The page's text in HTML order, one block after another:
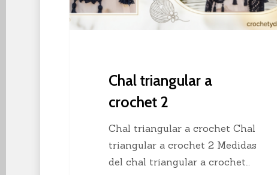
Chal triangular a
crochet 2
Chal triangular a crochet Chal
triangular a crochet 2 Medidas
del chal triangular a crochet…